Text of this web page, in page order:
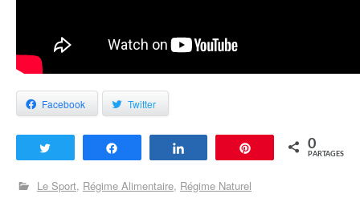
Facebook Twitter
Enregistrer
0
PARTAGES
Le Sport Régime Alimentaire Régime Naturel